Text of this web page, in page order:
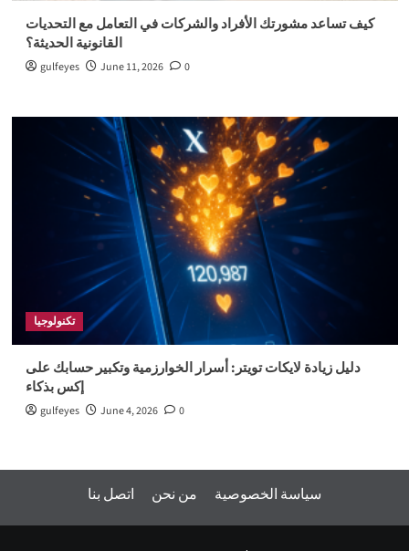
كيف تساعد مشورتك الأفراد والشركات في التعامل مع التحديات
القانونية الحديثة؟
gulfeyes June 11, 2026 0
تكنولوجيا
دليل زيادة لايكات تويتر: أسرار الخوارزمية وتكبير حسابك على
إكس بذكاء
gulfeyes June 4, 2026 0
اتصل بنا من نحن سياسة الخصوصية